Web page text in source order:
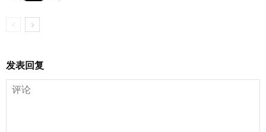
发表回复